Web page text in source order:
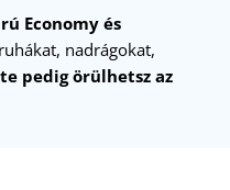
Economy és
nadrágokat,
pedig örülhetsz az